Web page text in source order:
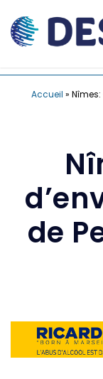
Accueil » Nîmes:
de